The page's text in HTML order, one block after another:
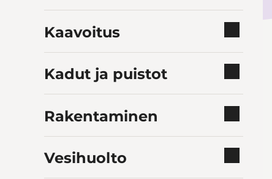
Kaavoitus
Kadut ja puistot
Rakentaminen
Vesihuolto